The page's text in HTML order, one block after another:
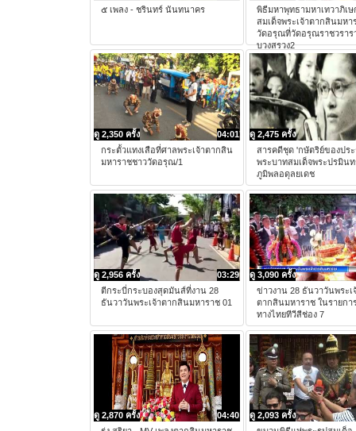
๕ เพลง - ชรินทร์ นันทนาคร
พิธีมหาพุทธามหาเทวาภิเษ
สมเด็จพระเจ้าตากสินมหา
วัดอรุณที่วัดอรุณราชวราร
บวงสรวง2
04:01
ดู 2,350 ครั้ง
กระตั้วแทงเสือที่ศาลพระเจ้าตากสิน
มหาราชชาววัดอรุณ/1
ดู 2,475 ครั้ง
สารคดีชุด 'กษัตริย์ของปร
พระบาทสมเด็จพระปรมิน
ภูมิพลอดุลยเดช
03:29
ดู 2,956 ครั้ง
ตีกระบี่กระบองสุดมันส์ที่งาน 28
ธันวาวันพระเจ้าตากสินมหาราช 01
ดู 3,090 ครั้ง
ข่าวงาน 28 ธันวาวันพระเ
ตากสินมหาราช ในรายกา
ทางไทยทีวีสีช่อง 7
04:40
ดู 2,870 ครั้ง
ดู 2,093 ครั้ง